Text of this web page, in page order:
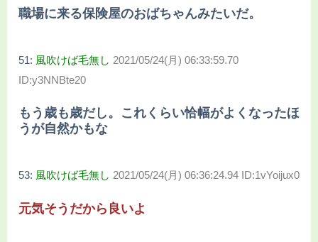
職場に来る保険屋のおばちゃんみたいだ。
51: 風吹けば毛無し 2021/05/24(月) 06:33:59.70
ID:y3NNBte20
もう歳も歳だし。これくらい恰幅がよくなったほ
うが自然かもな
53: 風吹けば毛無し 2021/05/24(月) 06:36:24.94 ID:1vYoijux0
元気そうだから良いよ